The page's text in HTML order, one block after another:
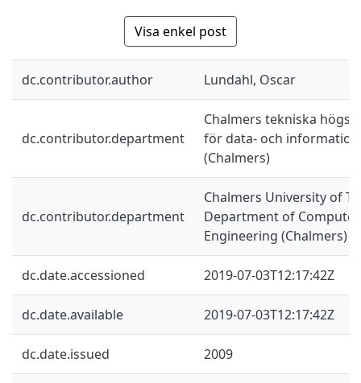
Visa enkel post
dc.contributor.author Lundahl, Oscar
dc.contributor.department
Chalmers tekniska
för data- och
(Chalmers)
dc.contributor.department
Chalmers University of
Department of
Engineering (Chalmers)
dc.date.accessioned 2019-07-03T12:17:42Z
dc.date.available 2019-07-03T12:17:42Z
dc.date.issued 2009